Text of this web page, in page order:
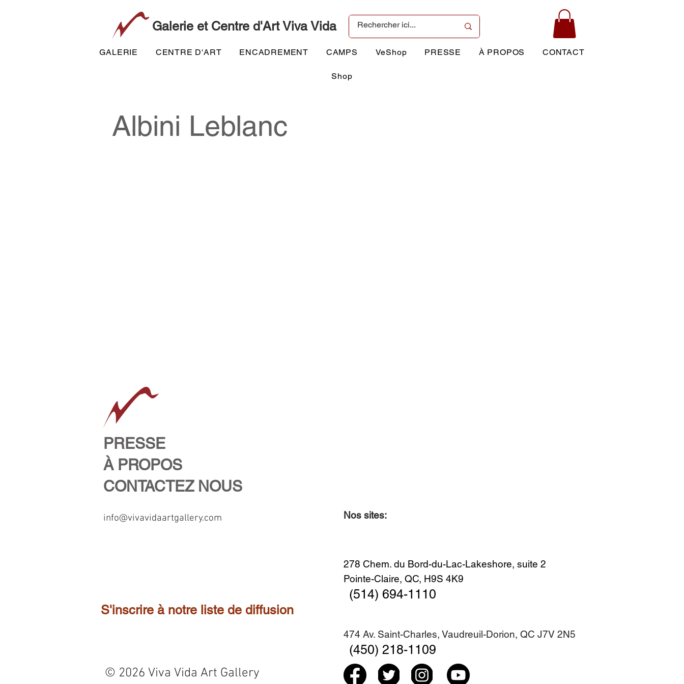
Galerie et Centre d'Art Viva Vida
GALERIE CENTRE D'ART ENCADREMENT CAMPS VeShop PRESSE À PROPOS CONTACT
Shop
Albini Leblanc
PRESSE
À PROPOS
CONTACTEZ NOUS
info@vivavidaartgallery.com Nos sites:
278 Chem. du Bord-du-Lac-Lakeshore, suite 2
Pointe-Claire, QC, H9S 4K9
S'inscrire à notre liste de diffusion
(514) 694-1110
474 Av. Saint-Charles, Vaudreuil-Dorion, QC J7V 2N5
(450) 218-1109
© 2026 Viva Vida Art Gallery